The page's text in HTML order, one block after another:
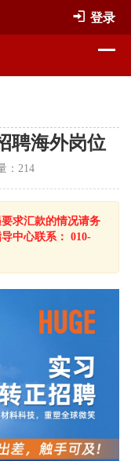
登录
聘海外岗位
： 214
求汇款的情况请务
中心联系： 010-